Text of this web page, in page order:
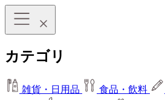
カテゴリ
雑貨・日用品 食品・飲料